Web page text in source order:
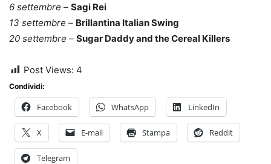
6 settembre – Sagi Rei
13 settembre – Brillantina Italian Swing
20 settembre – Sugar Daddy and the Cereal Killers
Post Views: 4
Condividi:
Facebook WhatsApp LinkedIn
X E-mail Stampa Reddit
Telegram